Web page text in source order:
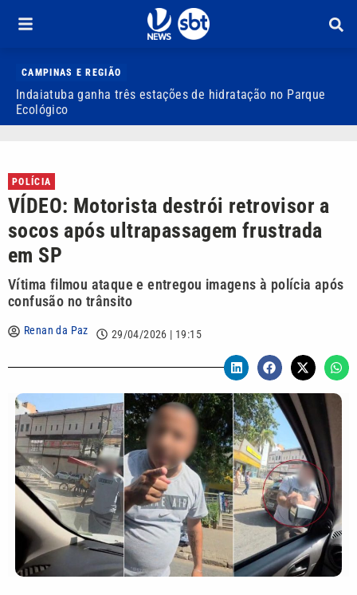
CAMPINAS E REGIÃO
Indaiatuba ganha três estações de hidratação no Parque
Ecológico
POLÍCIA
VÍDEO: Motorista destrói retrovisor a
socos após ultrapassagem frustrada
em SP
Vítima filmou ataque e entregou imagens à polícia após
confusão no trânsito
Renan da Paz 29/04/2026 | 19:15